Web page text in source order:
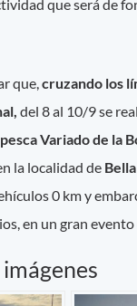
que será de
que,cruzando los
del 8 al 10/9 se
Variado de la
la localidad de
0 km y
en un gran evento